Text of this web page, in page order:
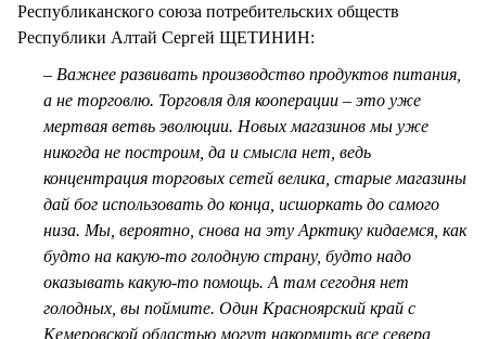
Республиканского союза потребительских обществ
Республики Алтай Сергей ЩЕТИНИН:
– Важнее развивать производство продуктов питания,
а не торговлю. Торговля для кооперации – это уже
мертвая ветвь эволюции. Новых магазинов мы уже
никогда не построим, да и смысла нет, ведь
концентрация торговых сетей велика, старые магазины
дай бог использовать до конца, исшоркать до самого
низа. Мы, вероятно, снова на эту Арктику кидаемся, как
будто на какую-то голодную страну, будто надо
оказывать какую-то помощь. А там сегодня нет
голодных, вы поймите. Один Красноярский край с
Кемеровской областью могут накормить все севера,